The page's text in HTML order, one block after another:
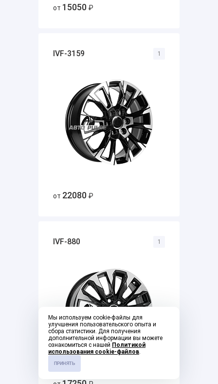
от 15050 ₽
IVF-3159
от 22080 ₽
1
IVF-880 1
Мы используем cookie-файлы для
улучшения пользовательского опыта и
сбора статистики. Для получения
дополнительной информации вы можете
ознакомиться с нашей Политикой
использования cookie-файлов.
ПРИНЯТЬ